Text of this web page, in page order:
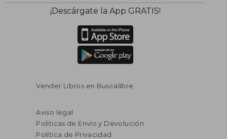
¡Descárgate la App GRATIS!
Vender Libros en Buscalibre
Aviso legal
Políticas de Envío y Devolución
Política de Privacidad